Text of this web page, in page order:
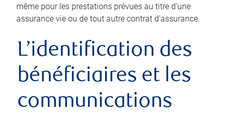
même pour les prestations prévues au titre d’une
assurance vie ou de tout autre contrat d’assurance.
L’identification des
bénéficiaires et les
communications